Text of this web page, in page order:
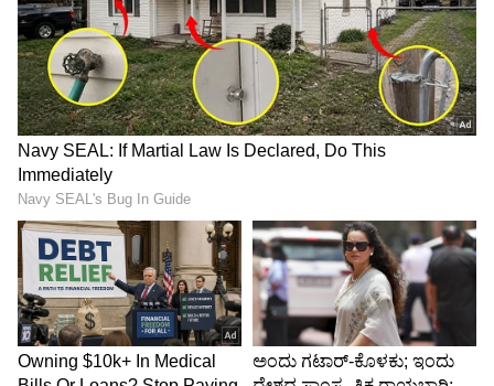
Image Credit :Instagram
ಶಾರದೆ ಧಾರಾವಾಹಿಯಲ್ಲಿ ಸೋನು ಗೌಡ
ಇನ್ನು ನಟಿ ಸೋನು ಗೌಡ ಅವರು ಸ್ಟಾರ್ ಸುವರ್ಣ
ವಾಹಿನಿಯಲ್ಲಿ ಪ್ರಸಾರವಾಗುತ್ತಿರುವ ‘ಶಾರದೆ’
ಧಾರಾವಾಹಿಯಲ್ಲಿ ಲಾಯರ್ ಪಾತ್ರದಲ್ಲಿ ನಟಿಸಿದ್ದಾರೆ. ಇದು
ಕೂಡ ಗೆಸ್ಟ್ ಅಪಿಯರೆನ್ಸ್ ಆಗಿದೆ. ಎರಡೂ ಧಾರಾವಾಹಿಗಳು
ಒಂದೇ ಸಮಯದಲ್ಲಿ ಪ್ರಸಾರವಾಗುತ್ತಿರುವುದು ವಿಶೇಷವಾಗಿದೆ.